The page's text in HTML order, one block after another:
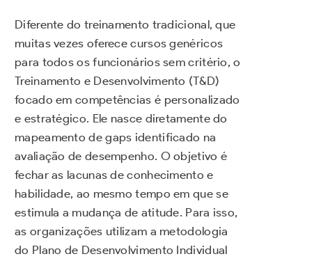
Diferente do treinamento tradicional, que
muitas vezes oferece cursos genéricos
para todos os funcionários sem critério, o
Treinamento e Desenvolvimento (T&D)
focado em competências é personalizado
e estratégico. Ele nasce diretamente do
mapeamento de gaps identificado na
avaliação de desempenho. O objetivo é
fechar as lacunas de conhecimento e
habilidade, ao mesmo tempo em que se
estimula a mudança de atitude. Para isso,
as organizações utilizam a metodologia
do Plano de Desenvolvimento Individual